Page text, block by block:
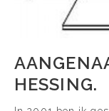
HESSING.